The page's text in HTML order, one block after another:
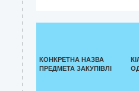
КОНКРЕТНА НАЗВА
ПРЕДМЕТА ЗАКУПІВЛІ